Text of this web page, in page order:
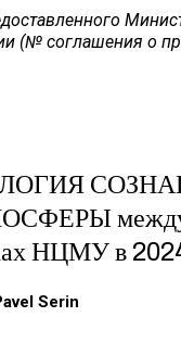
(№ соглашения о
НЦМУ в
Serin